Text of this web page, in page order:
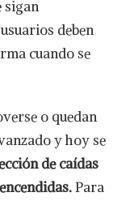
sigan
deben
cuando se
o quedan
y hoy se
de caídas
Para